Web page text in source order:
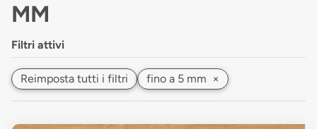
MM
Filtri attivi
Reimposta tutti i filtri fino a 5 mm ×